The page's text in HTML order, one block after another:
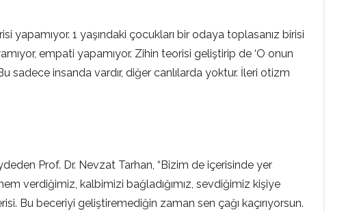
yapamıyor. 1 yaşındaki çocukları bir odaya toplasanız birisi
empati yapamıyor. Zihin teorisi geliştirip de ‘O onun
sadece insanda vardır, diğer canlılarda yoktur. İleri otizm
Prof. Dr. Nevzat Tarhan, “Bizim de içerisinde yer
verdiğimiz, kalbimizi bağladığımız, sevdiğimiz kişiye
Bu beceriyi geliştiremediğin zaman sen çağı kaçırıyorsun.